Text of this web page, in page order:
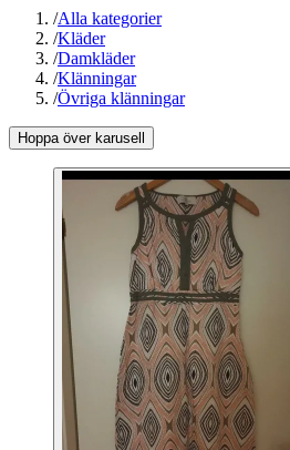
/Alla kategorier
/Kläder
/Damkläder
/Klänningar
/Övriga klänningar
Hoppa över karusell